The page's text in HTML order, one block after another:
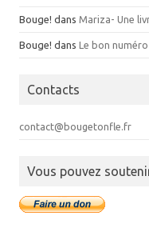
Bouge! dans Mariza- Une
Bouge! dans Le bon
Contacts
contact@bougetonfle.fr
Vous pouvez